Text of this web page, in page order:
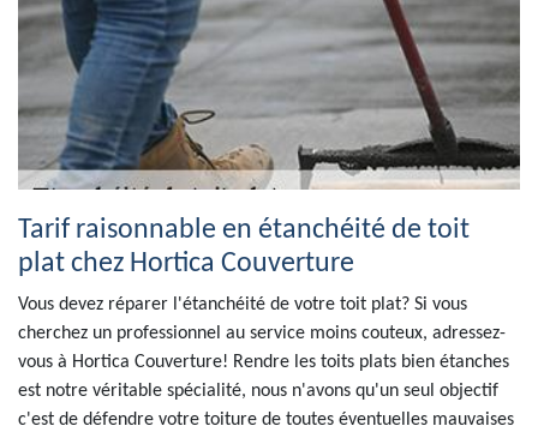
Tarif raisonnable en étanchéité de toit
plat chez Hortica Couverture
Vous devez réparer l'étanchéité de votre toit plat? Si vous
cherchez un professionnel au service moins couteux, adressez-
vous à Hortica Couverture! Rendre les toits plats bien étanches
est notre véritable spécialité, nous n'avons qu'un seul objectif
c'est de défendre votre toiture de toutes éventuelles mauvaises